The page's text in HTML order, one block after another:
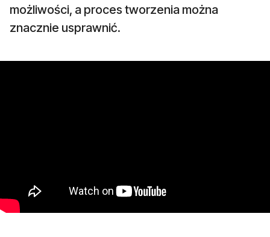
możliwości, a proces tworzenia można
znacznie usprawnić.